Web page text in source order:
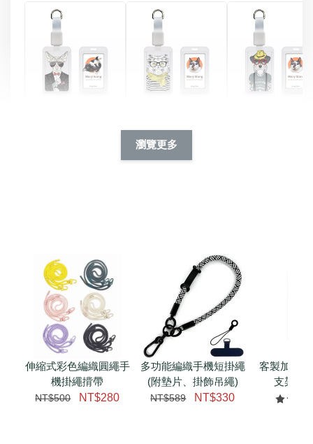
件套(附伸縮卡扣)
CSAA05
加入購物車
瀏覽更多
瀏覽更多
伸縮式彩色編織圓繩手
機掛繩揹帶
NT$500 NT$280
多功能編織手機短掛繩
(附墊片、掛飾吊繩)
NT$589 NT$330
客製加購
支架 腕